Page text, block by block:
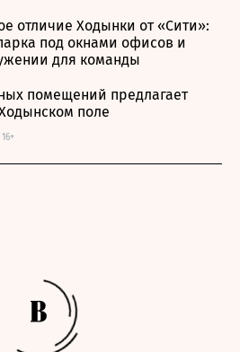
отличие Ходынки от «Сити»:
под окнами офисов и
для команды
помещений предлагает
поле